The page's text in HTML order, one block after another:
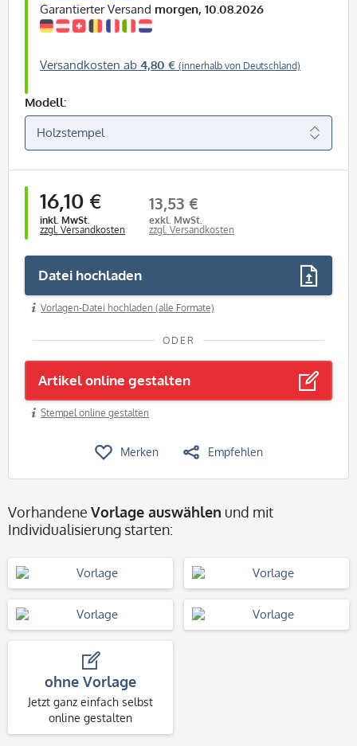
Garantierter Versand morgen, 10.08.2026
Versandkosten ab 4,80 € (innerhalb von Deutschland)
Modell:
16,10 €
inkl. MwSt.
zzgl. Versandkosten
13,53 €
exkl. MwSt.
zzgl. Versandkosten
Datei hochladen
Vorlagen-Datei hochladen (alle Formate)
ODER
Artikel online gestalten
Stempel online gestalten
Merken Empfehlen
Vorhandene Vorlage auswählen und mit
Individualisierung starten:
ohne Vorlage
Jetzt ganz einfach selbst
online gestalten